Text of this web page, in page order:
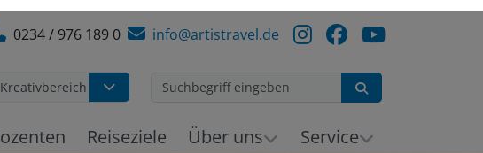
Suchen
Reiseziele Über uns Service